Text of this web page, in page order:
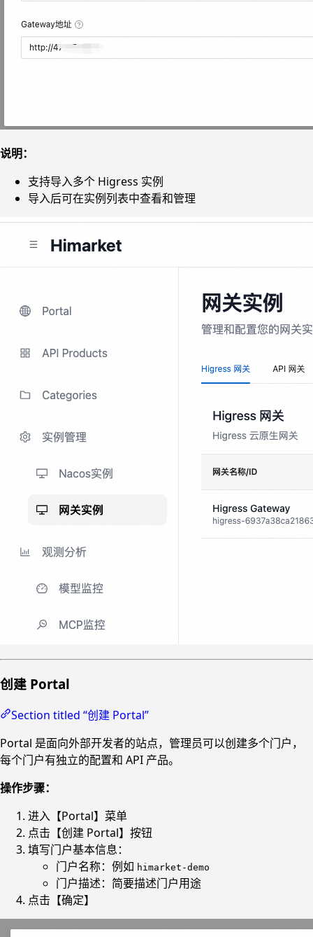
说明：
支持导入多个 Higress 实例
导入后可在实例列表中查看和管理
创建 Portal
Section titled “创建 Portal”
Portal 是面向外部开发者的站点，管理员可以创建多个门户，
每个门户有独立的配置和 API 产品。
操作步骤：
进入【Portal】菜单
点击【创建 Portal】按钮
填写门户基本信息：
门户名称：例如 himarket-demo
门户描述：简要描述门户用途
点击【确定】